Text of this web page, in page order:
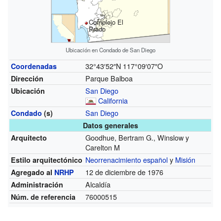
Complejo El
Prado
Ubicación en Condado de San Diego
Coordenadas 32°43′52″N 117°09′07″O
Dirección Parque Balboa
Ubicación
San Diego
California
Condado (s) San Diego
Datos generales
Arquitecto
Goodhue, Bertram G., Winslow y
Carelton M
Estilo arquitectónico Neorrenacimiento españoly Misión
Agregado al NRHP 12 de diciembre de 1976
Administración Alcaldía
Núm. de referencia 76000515